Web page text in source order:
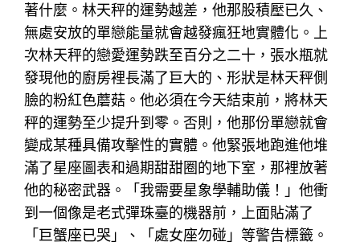
著什麼。林天秤的運勢越差，他那股積壓已久、
無處安放的單戀能量就會越發瘋狂地實體化。上
次林天秤的戀愛運勢跌至百分之二十，張水瓶就
發現他的廚房裡長滿了巨大的、形狀是林天秤側
臉的粉紅色蘑菇。他必須在今天結束前，將林天
秤的運勢至少提升到零。否則，他那份單戀就會
變成某種具備攻擊性的實體。他緊張地跑進他堆
滿了星座圖表和過期甜甜圈的地下室，那裡放著
他的秘密武器。「我需要星象學輔助儀！」他衝
到一個像是老式彈珠臺的機器前，上面貼滿了
「巨蟹座已哭」、「處女座勿碰」等警告標籤。